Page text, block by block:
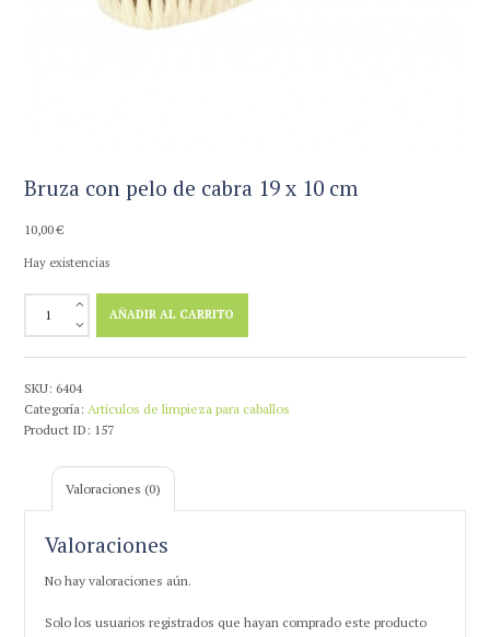
Bruza con pelo de cabra 19 x 10 cm
10,00€
Hay existencias
cabra
19
x
cantidad
AÑADIR AL CARRITO
SKU: 6404
Categoría: Artículos de limpieza para caballos
Product ID: 157
Valoraciones (0)
Valoraciones
No hay valoraciones aún.
Solo los usuarios registrados que hayan comprado este producto